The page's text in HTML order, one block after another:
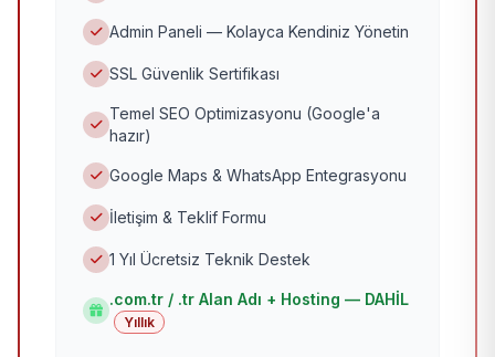
Admin Paneli — Kolayca Kendiniz Yönetin
SSL Güvenlik Sertifikası
Temel SEO Optimizasyonu (Google'a
hazır)
Google Maps & WhatsApp Entegrasyonu
İletişim & Teklif Formu
1 Yıl Ücretsiz Teknik Destek
.com.tr / .tr Alan Adı + Hosting — DAHİL
Yıllık